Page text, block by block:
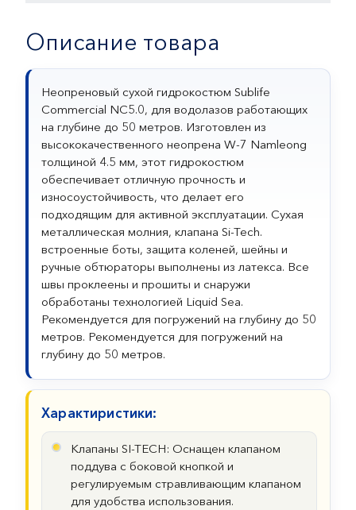
Описание товара
Неопреновый сухой гидрокостюм Sublife
Commercial NC5.0, для водолазов работающих
на глубине до 50 метров. Изготовлен из
высококачественного неопрена W-7 Namleong
толщиной 4.5 мм, этот гидрокостюм
обеспечивает отличную прочность и
износоустойчивость, что делает его
подходящим для активной эксплуатации. Сухая
металлическая молния, клапана Si-Tech.
встроенные боты, защита коленей, шейны и
ручные обтюраторы выполнены из латекса. Все
швы проклеены и прошиты и снаружи
обработаны технологией Liquid Sea.
Рекомендуется для погружений на глубину до 50
метров. Рекомендуется для погружений на
глубину до 50 метров.
Характиристики:
Клапаны SI-TECH: Оснащен клапаном
поддува с боковой кнопкой и
регулируемым стравливающим клапаном
для удобства использования.